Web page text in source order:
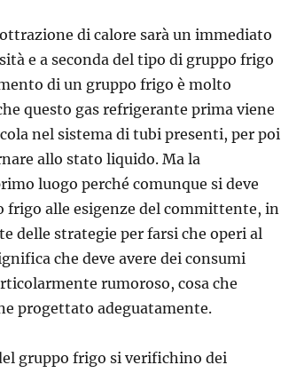
di calore sarà un immediato
e a seconda del tipo di gruppo frigo
di un gruppo frigo è molto
questo gas refrigerante prima viene
nel sistema di tubi presenti, per poi
allo stato liquido. Ma la
luogo perché comunque si deve
frigo alle esigenze del committente, in
delle strategie per farsi che operi al
che deve avere dei consumi
rumoroso, cosa che
progettato adeguatamente.
gruppo frigo si verifichino dei